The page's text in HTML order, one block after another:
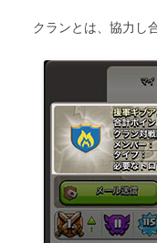
クランとは、協力し